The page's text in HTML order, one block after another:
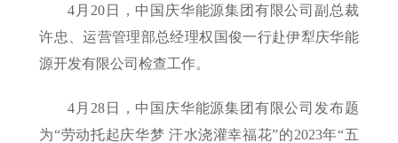
4月20日，中国庆华能源集团有限公司副总裁
许忠、运营管理部总经理权国俊一行赴伊犁庆华能
源开发有限公司检查工作。
4月28日，中国庆华能源集团有限公司发布题
为“劳动托起庆华梦 汗水浇灌幸福花”的2023年“五